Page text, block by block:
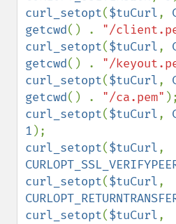
curl_setopt($tuCurl,
getcwd() . "/
curl_setopt($tuCurl,
getcwd() . "/
curl_setopt($tuCurl,
getcwd() . "/ca.pem"
curl_setopt($tuCurl,
1
curl_setopt($tuCurl
curl_setopt($tuCurl
curl_setopt($tuCurl